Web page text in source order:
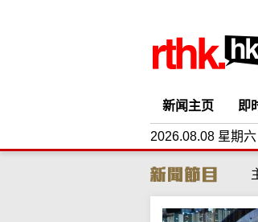
新闻主页 即
2026.08.08 星期六